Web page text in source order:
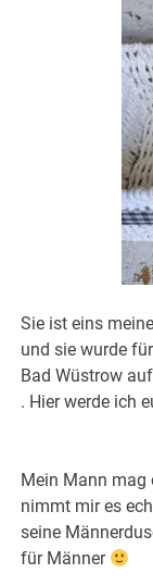
Sie ist eins
und sie wurde
Bad Wüstrow
. Hier werde ich
Mein Mann mag
nimmt mir es
seine
für Männer